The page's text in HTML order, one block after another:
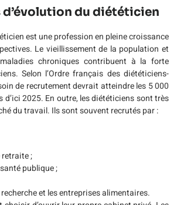
d’évolution du diététicien
est une profession en pleine croissance
Le vieillissement de la population et
chroniques contribuent à la forte
Selon l’Ordre français des diététiciens-
de recrutement devrait atteindre les 5 000
d’ici 2025. En outre, les diététiciens sont très
du travail. Ils sont souvent recrutés par :
retraite ;
publique ;
et les entreprises alimentaires.